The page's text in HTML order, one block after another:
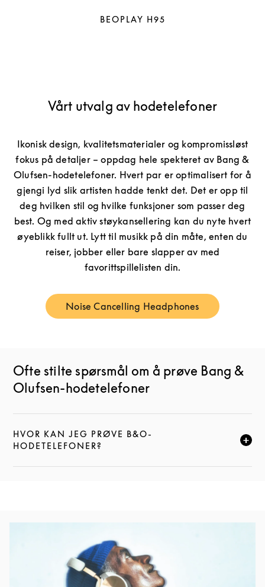
BEOPLAY H95
Vårt utvalg av hodetelefoner
Ikonisk design, kvalitetsmaterialer og kompromissløst
fokus på detaljer – oppdag hele spekteret av Bang &
Olufsen-hodetelefoner. Hvert par er optimalisert for å
gjengi lyd slik artisten hadde tenkt det. Det er opp til
deg hvilken stil og hvilke funksjoner som passer deg
best. Og med aktiv støykansellering kan du nyte hvert
øyeblikk fullt ut. Lytt til musikk på din måte, enten du
reiser, jobber eller bare slapper av med
favorittspillelisten din.
Noise Cancelling Headphones
Link Opens in New Tab
Ofte stilte spørsmål om å prøve Bang &
Olufsen-hodetelefoner
HVOR KAN JEG PRØVE B&O-
HODETELEFONER?
KLIKK FOR Å UTVIDE DENNE BESKRIVELSEN, OG